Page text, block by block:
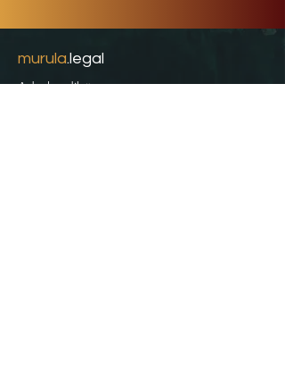
murula.legal
Advokaadibüroo